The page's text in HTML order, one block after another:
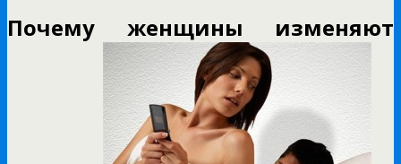
Почему женщины изменяют